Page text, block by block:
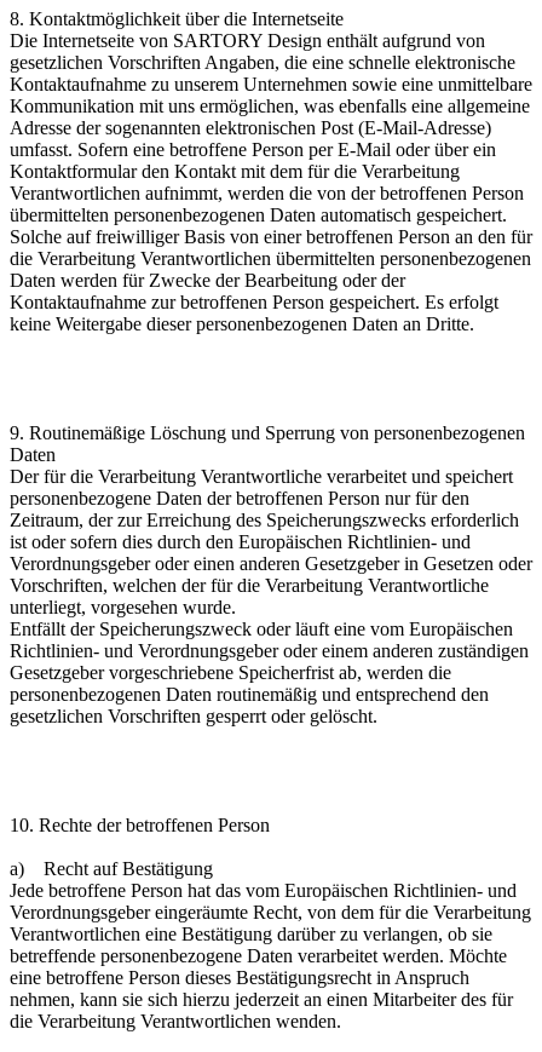
8. Kontaktmöglichkeit über die Internetseite
Die Internetseite von SARTORY Design enthält aufgrund von
gesetzlichen Vorschriften Angaben, die eine schnelle elektronische
Kontaktaufnahme zu unserem Unternehmen sowie eine unmittelbare
Kommunikation mit uns ermöglichen, was ebenfalls eine allgemeine
Adresse der sogenannten elektronischen Post (E-Mail-Adresse)
umfasst. Sofern eine betroffene Person per E-Mail oder über ein
Kontaktformular den Kontakt mit dem für die Verarbeitung
Verantwortlichen aufnimmt, werden die von der betroffenen Person
übermittelten personenbezogenen Daten automatisch gespeichert.
Solche auf freiwilliger Basis von einer betroffenen Person an den für
die Verarbeitung Verantwortlichen übermittelten personenbezogenen
Daten werden für Zwecke der Bearbeitung oder der
Kontaktaufnahme zur betroffenen Person gespeichert. Es erfolgt
keine Weitergabe dieser personenbezogenen Daten an Dritte.
9. Routinemäßige Löschung und Sperrung von personenbezogenen
Daten
Der für die Verarbeitung Verantwortliche verarbeitet und speichert
personenbezogene Daten der betroffenen Person nur für den
Zeitraum, der zur Erreichung des Speicherungszwecks erforderlich
ist oder sofern dies durch den Europäischen Richtlinien- und
Verordnungsgeber oder einen anderen Gesetzgeber in Gesetzen oder
Vorschriften, welchen der für die Verarbeitung Verantwortliche
unterliegt, vorgesehen wurde.
Entfällt der Speicherungszweck oder läuft eine vom Europäischen
Richtlinien- und Verordnungsgeber oder einem anderen zuständigen
Gesetzgeber vorgeschriebene Speicherfrist ab, werden die
personenbezogenen Daten routinemäßig und entsprechend den
gesetzlichen Vorschriften gesperrt oder gelöscht.
10. Rechte der betroffenen Person
a) Recht auf Bestätigung
Jede betroffene Person hat das vom Europäischen Richtlinien- und
Verordnungsgeber eingeräumte Recht, von dem für die Verarbeitung
Verantwortlichen eine Bestätigung darüber zu verlangen, ob sie
betreffende personenbezogene Daten verarbeitet werden. Möchte
eine betroffene Person dieses Bestätigungsrecht in Anspruch
nehmen, kann sie sich hierzu jederzeit an einen Mitarbeiter des für
die Verarbeitung Verantwortlichen wenden.